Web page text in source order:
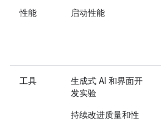
性能 启动性能
工具
生成式 AI 和界面开
发实验
持续改进质量和性